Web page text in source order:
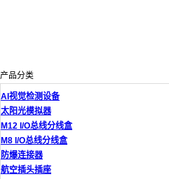
产品分类
AI视觉检测设备
太阳光模拟器
M12 I/O总线分线盒
M8 I/O总线分线盒
防爆连接器
航空插头插座